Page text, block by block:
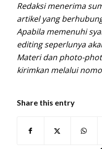
Redaksi menerima
artikel yang
Apabila memenuhi
editing seperlunya
Materi dan photo-
kirimkan melalui
Share this entry